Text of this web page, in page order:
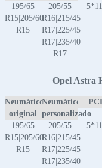
195/65
R15|205/60
R15
205/55
R16|215/45
R17|225/45
R17|235/40
R17
Opel Astra
Neumático
original
Neumático
personalizado
195/65
R15|205/60
R15
205/55
R16|215/45
R17|225/45
R17|235/40